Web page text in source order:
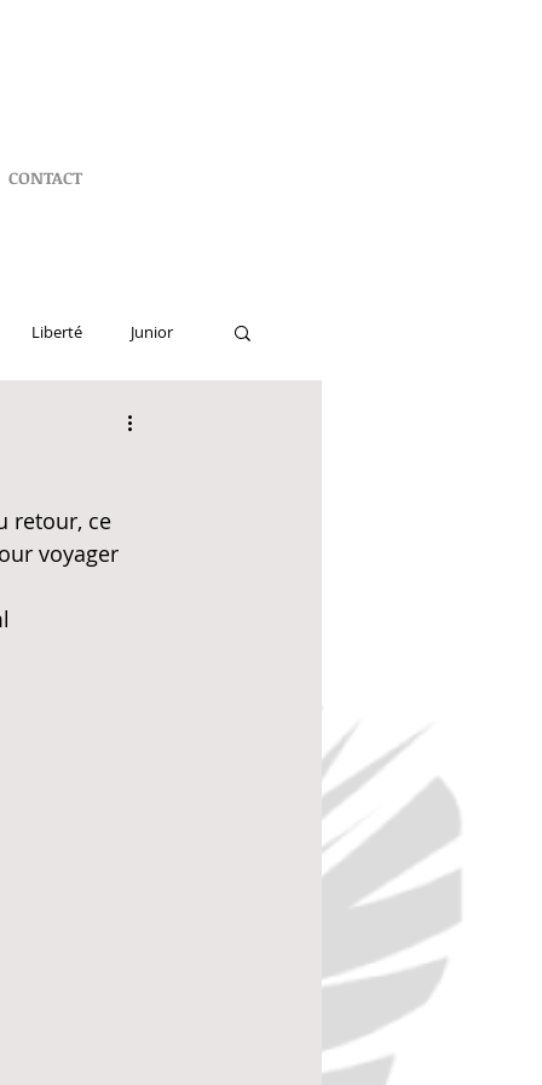
CONTACT
Liberté Junior
Lecture Feel Good
France Loisirs
retour, ce
voyager